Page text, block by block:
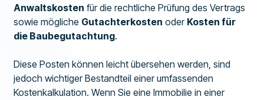
Anwaltskosten für die rechtliche Prüfung des Vertrags
sowie mögliche Gutachterkosten oder Kosten für
die Baubegutachtung.
Diese Posten können leicht übersehen werden, sind
jedoch wichtiger Bestandteil einer umfassenden
Kostenkalkulation. Wenn Sie eine Immobilie in einer